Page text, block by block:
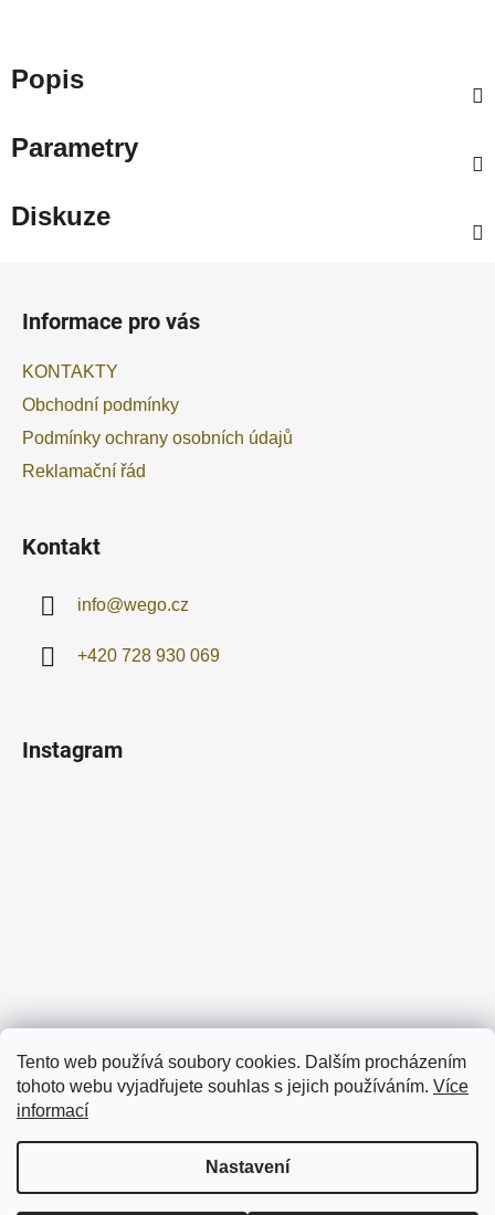
Tento web používá soubory cookies. Dalším procházením
tohoto webu vyjadřujete souhlas s jejich používáním. Více
informací
Nastavení
Popis
Parametry
Diskuze
Informace pro vás
KONTAKTY
Obchodní podmínky
Podmínky ochrany osobních údajů
Reklamační řád
Kontakt
info@wego.cz
+420 728 930 069
Instagram
Facebook